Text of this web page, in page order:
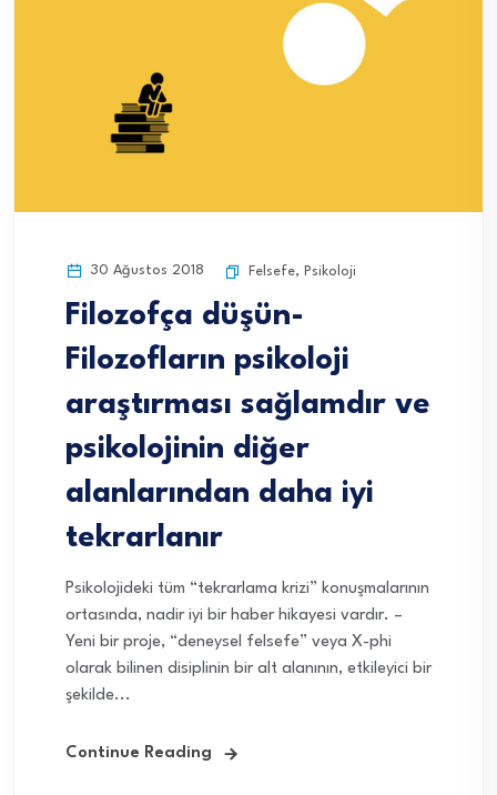
30 Ağustos 2018 Felsefe, Psikoloji
Filozofça düşün-
Filozofların psikoloji
araştırması sağlamdır ve
psikolojinin diğer
alanlarından daha iyi
tekrarlanır
Psikolojideki tüm “tekrarlama krizi” konuşmalarının
ortasında, nadir iyi bir haber hikayesi vardır. –
Yeni bir proje, “deneysel felsefe” veya X-phi
olarak bilinen disiplinin bir alt alanının, etkileyici bir
şekilde...
Continue Reading